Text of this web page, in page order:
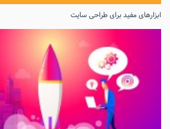
ابزارهای مفید برای طراحی سایت